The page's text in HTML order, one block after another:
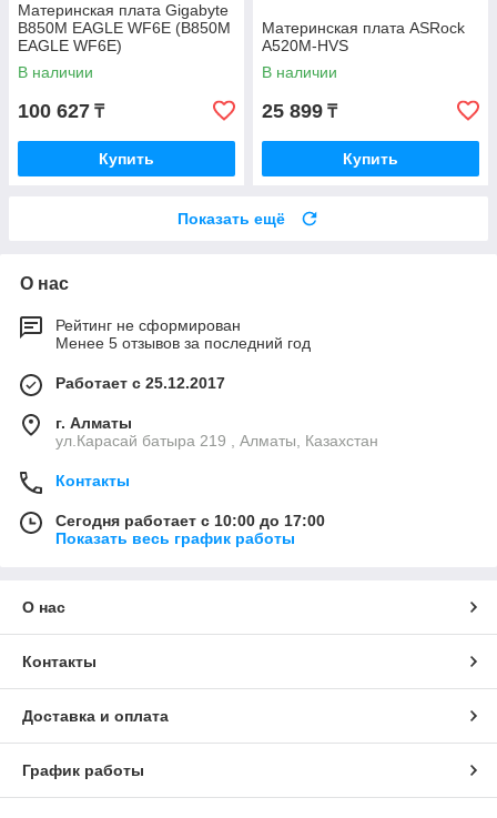
Материнская плата Gigabyte
B850M EAGLE WF6E (B850M
EAGLE WF6E)
В наличии
100 627 ₸
Купить
Материнская плата ASRock
A520M-HVS
В наличии
25 899 ₸
Купить
Показать ещё
О нас
Рейтинг не сформирован
Менее 5 отзывов за последний год
Работает с 25.12.2017
г. Алматы
ул.Карасай батыра 219 , Алматы, Казахстан
Контакты
Сегодня работает с 10:00 до 17:00
Показать весь график работы
О нас
Контакты
Доставка и оплата
График работы